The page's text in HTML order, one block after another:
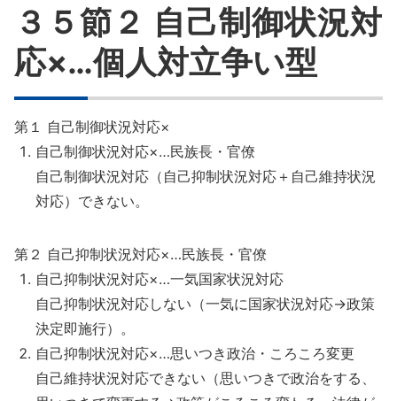
11章
３５節２ 自己制御状況対
応×…個人対立争い型
第１ 自己制御状況対応×
自己制御状況対応×…民族長・官僚
自己制御状況対応（自己抑制状況対応＋自己維持状況
対応）できない。
第２ 自己抑制状況対応×…民族長・官僚
自己抑制状況対応×…一気国家状況対応
自己抑制状況対応しない（一気に国家状況対応→政策
決定即施行）。
自己抑制状況対応×…思いつき政治・ころころ変更
自己維持状況対応できない（思いつきで政治をする、